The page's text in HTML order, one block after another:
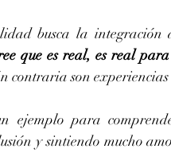
busca la
que es real, es real
contraria son
ejemplo para
y sintiendo mucho